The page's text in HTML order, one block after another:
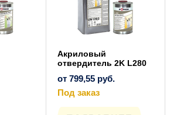
Акриловый
отвердитель 2K L280
от 799,55 руб.
Под заказ